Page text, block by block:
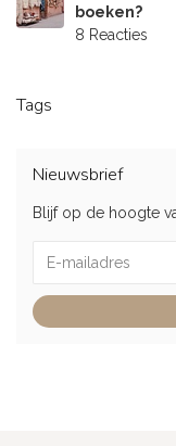
boeken?
8 Reacties
Tags
Nieuwsbrief
Blijf op de hoogte